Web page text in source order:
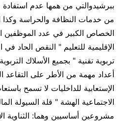
ببرشيدوالتي من همها عدم
من خدمات النظافة والحراسة وكذا
الخصاص الكبير في عدد الموظفين
الإقليمية للتعليم " النقص الحاد في
تربوية تقنية " بجميع الأسلاك
أعداد مهمة من الأطر على التقاعد
الإستعابية للداخليات لا تسمح
الاجتماعية الهشة " قلة السيولة
مشروعين أساسيين وهما: الثناوية